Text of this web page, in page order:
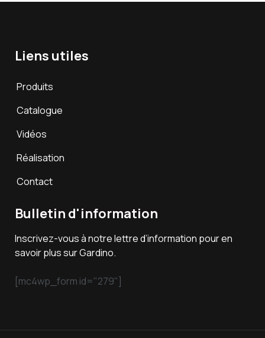
Liens utiles
Produits
Catalogue
Vidéos
Réalisation
Contact
Bulletin d'information
Inscrivez-vous à notre lettre d’information pour en
savoir plus sur Gardino.
[mc4wp_form id="279"]